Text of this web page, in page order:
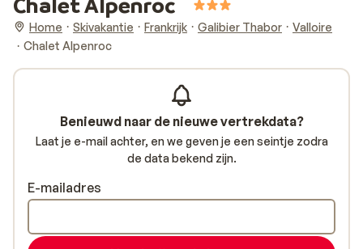
Home Skivakantie Frankrijk Galibier Thabor
Valloire
Chalet Alpenroc
Benieuwd naar de nieuwe vertrekdata?
Laat je e-mail achter, en we geven je een seintje zodra
de data bekend zijn.
E-mailadres